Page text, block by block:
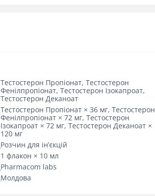
Тестостерон Пропіонат, Тестостерон
Фенілпропіонат, Тестостерон Ізокапроат,
Тестостерон Деканоат
Тестостерон Пропіонат × 36 мг, Тестостерон
Фенілпропіонат × 72 мг, Тестостерон
Ізокапроат × 72 мг, Тестостерон Деканоат ×
120 мг
Розчин для ін’єкцій
1 флакон × 10 мл
Pharmacom labs
Молдова